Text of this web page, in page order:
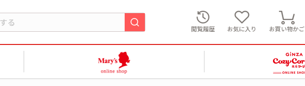
閲覧履歴
お気に入り お買い物かご